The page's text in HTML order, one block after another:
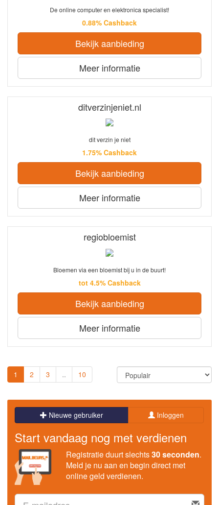
De online computer en elektronica specialist!
0.88% Cashback
Bekijk aanbieding
Meer informatie
ditverzinjeniet.nl
dit verzin je niet
1.75% Cashback
Bekijk aanbieding
Meer informatie
regiobloemist
Bloemen via een bloemist bij u in de buurt!
tot 4.5% Cashback
Bekijk aanbieding
Meer informatie
1 2 3 .. 10
Nieuwe gebruiker Inloggen
Start vandaag nog met verdienen
Registratie duurt slechts30 seconden.
Meld je nu aan en begin direct met
online geld verdienen.